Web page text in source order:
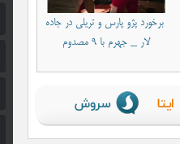
برخورد پژو پارس و تریلی در جاده
لار _ جهرم با ۹ مصدوم